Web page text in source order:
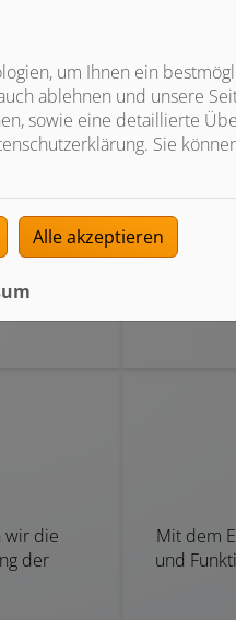
im Überblick:
der
wir die
der
Mit dem
und
um Ihnen ein
ablehnen und unsere
sowie eine detaillierte
Sie
Alle akzeptieren